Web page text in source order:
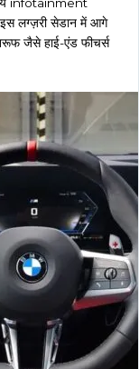
लग्ज़री सेडान में आगे
जैसे हाई-एंड फीचर्स